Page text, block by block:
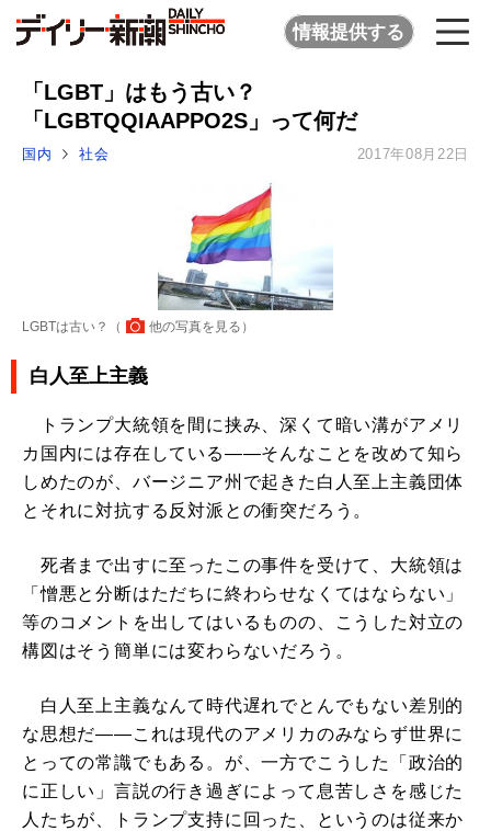
情報提供する
「LGBT」はもう古い？
「LGBTQQIAAPPO2S」って何だ
国内 社会 2017年08月22日
LGBTは古い？（ 他の写真を見る ）
白人至上主義
トランプ大統領を間に挟み、深くて暗い溝がアメリ
カ国内には存在している――そんなことを改めて知ら
しめたのが、バージニア州で起きた白人至上主義団体
とそれに対抗する反対派との衝突だろう。
死者まで出すに至ったこの事件を受けて、大統領は
「憎悪と分断はただちに終わらせなくてはならない」
等のコメントを出してはいるものの、こうした対立の
構図はそう簡単には変わらないだろう。
白人至上主義なんて時代遅れでとんでもない差別的
な思想だ――これは現代のアメリカのみならず世界に
とっての常識でもある。が、一方でこうした「政治的
に正しい」言説の行き過ぎによって息苦しさを感じた
人たちが、トランプ支持に回った、というのは従来か